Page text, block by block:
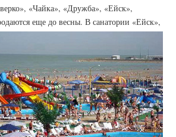
«Чайка», «Дружба», «Ейск»,
еще до весны.В санатории «Ейск»,